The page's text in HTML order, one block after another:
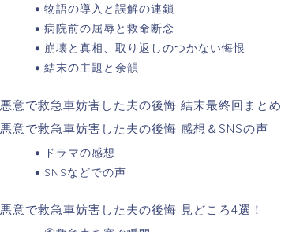
物語の導入と誤解の連鎖
病院前の屈辱と救命断念
崩壊と真相、取り返しのつかない悔恨
結末の主題と余韻
悪意で救急車妨害した夫の後悔 結末最終回まとめ
悪意で救急車妨害した夫の後悔 感想＆SNSの声
ドラマの感想
SNSなどでの声
悪意で救急車妨害した夫の後悔 見どころ4選！